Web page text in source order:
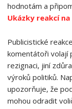
hodnotám a
Ukázky reakcí na
Publicistické
komentátoři volají
rezignaci, jiní
výroků politiků.
upozorňuje, že
mohou odradit